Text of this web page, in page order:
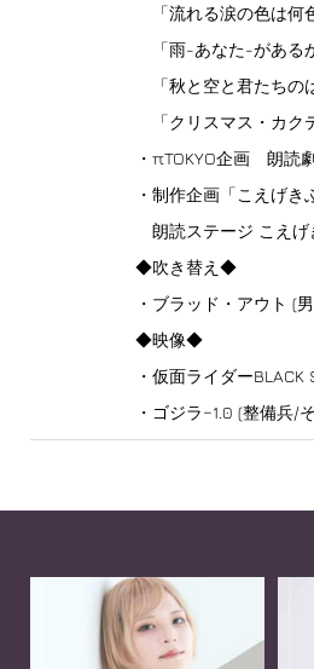
「流れる涙の色は何
「雨-あなた-がある
「秋と空と君たちの
「クリスマス・カク
・πTOKYO企画 朗読
・制作企画「こえげき
朗読ステージ こえげ
◆吹き替え◆
・ブラッド・アウト (
◆映像◆
・仮面ライダー
・ゴジラ−1.0 (整備兵/